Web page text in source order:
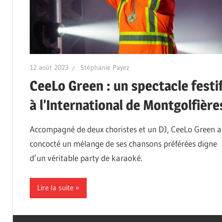
12 août 2023 Stéphanie Payez
CeeLo Green : un spectacle
à l’International de
Accompagné de deux choristes et un DJ, CeeLo Green a
concocté un mélange de ses chansons préférées digne
d’un véritable party de karaoké.
Lire la suite